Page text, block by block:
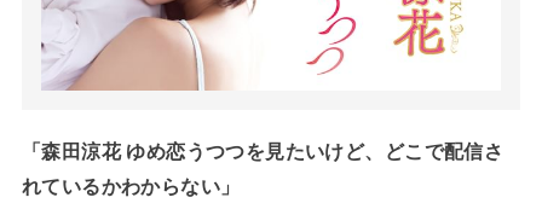
「森田涼花 ゆめ恋うつつを見たいけど、どこで配信さ
れているかわからない」